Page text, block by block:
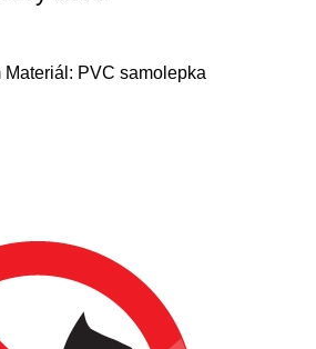
Materiál: PVC samolepka